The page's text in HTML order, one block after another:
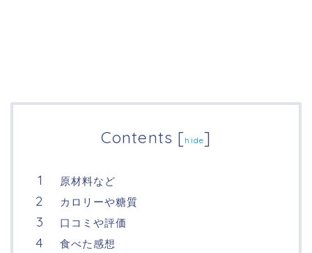
Contents [hide]
原材料など
カロリーや糖質
口コミや評価
食べた感想